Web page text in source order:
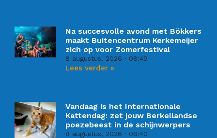
Na succesvolle avond met Bökkers
maakt Buitencentrum Kerkemeijer
zich op voor Zomerfestival
8 augustus, 2026 08:49
Lees verder »
Vandaag is het Internationale
Kattendag: zet jouw Berkellandse
poezebeest in de schijnwerpers
8 augustus, 2026 08:40